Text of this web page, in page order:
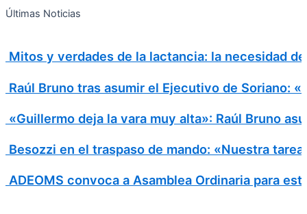
Ir
Últimas Noticias
Mitos y verdades de la lactancia: la necesidad
Raúl Bruno tras asumir el Ejecutivo de Soriano:
«Guillermo deja la vara muy alta»: Raúl Bruno
Besozzi en el traspaso de mando: «Nuestra
ADEOMS convoca a Asamblea Ordinaria para
Search